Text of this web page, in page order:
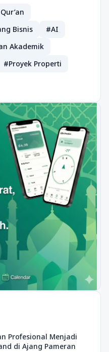
Bisnis
#AI
Akademik
#Proyek Properti
Profesional Menjadi
di Ajang Pameran